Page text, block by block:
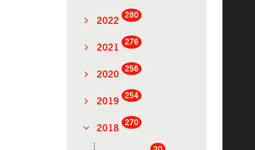
2022
280
2021
276
2020
256
2019
254
2018
270